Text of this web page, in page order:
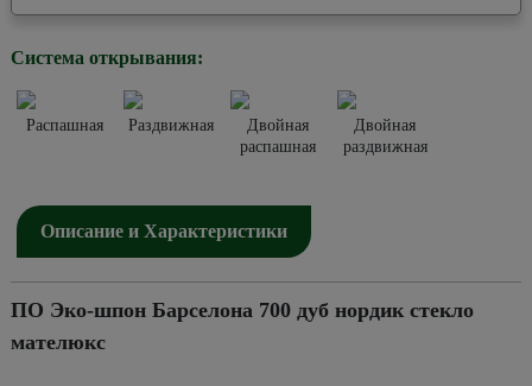
Система открывания:
Распашная Раздвижная
Двойная
распашная
Двойная
раздвижная
Описание и Характеристики
ПО Эко-шпон Барселона 700 дуб нордик стекло
мателюкс